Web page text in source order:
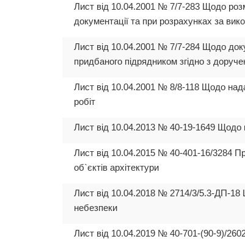
Лист від 10.04.2001 № 7/7-283 Щодо
документації та при розрахунках за
Лист від 10.04.2001 № 7/7-284 Щодо
придбаного підрядником згідно з
Лист від 10.04.2001 № 8/8-118 Щодо
робіт
Лист від 10.04.2013 № 40-19-1649 Щодо
Лист від 10.04.2015 № 40-401-16/3284
об`єктів архітектури
Лист від 10.04.2018 № 2714/3/5.3-ДП-18
небезпеки
Лист від 10.04.2019 № 40-701-(90-9)/